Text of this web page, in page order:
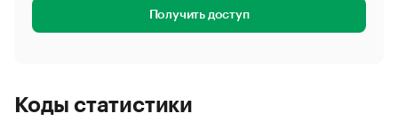
Получить доступ
Коды статистики